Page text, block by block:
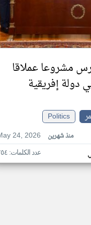
مشروعا عملاقا
دولة إفريقية
Politics
24, 2026
منذ شهرين
عدد الكلمات: ٢٥٤